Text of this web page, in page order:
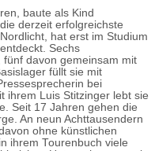
baute als Kind
derzeit erfolgreichste
hat erst im Studium
Sechs
davon gemeinsam mit
füllt sie mit
bei
ihrem Luis Stitzinger lebt sie
Seit 17 Jahren gehen die
An neun Achttausendern
ohne künstlichen
ihrem Tourenbuch viele